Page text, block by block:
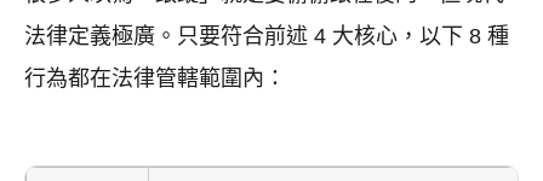
法律定義極廣。只要符合前述 4 大核心，以下 8 種
行為都在法律管轄範圍內：